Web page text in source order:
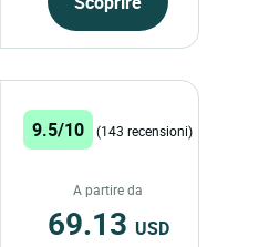
9.5/10 (143 recensioni)
A partire da
69.13 USD